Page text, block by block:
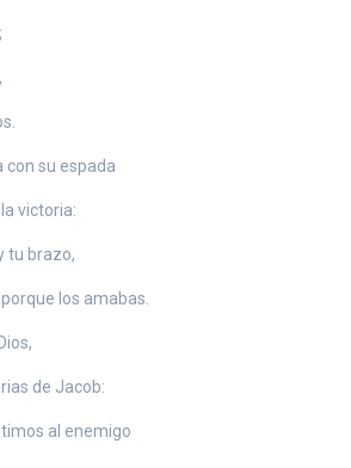
con su espada
victoria:
tu brazo,
los amabas.
de Jacob:
al enemigo